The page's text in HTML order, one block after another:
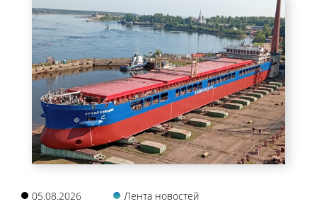
05.08.2026 Лента новостей